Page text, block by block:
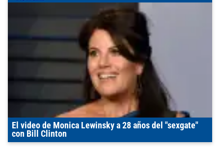
El video de Monica Lewinsky a 28 años del "sexgate"
con Bill Clinton